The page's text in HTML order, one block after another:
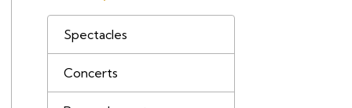
Spectacles
Concerts